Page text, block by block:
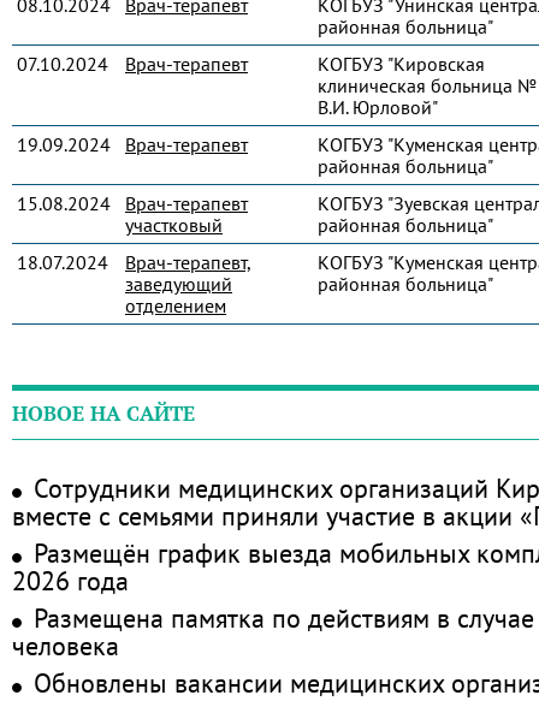
08.10.2024
Врач-терапевт
КОГБУЗ "Унинская
районная больница"
07.10.2024
Врач-терапевт
КОГБУЗ "Кировская
клиническая больница
В.И. Юрловой"
19.09.2024
Врач-терапевт
КОГБУЗ "Куменская
районная больница"
15.08.2024
Врач-терапевт
участковый
КОГБУЗ "Зуевская
районная больница"
18.07.2024
Врач-терапевт,
заведующий
отделением
КОГБУЗ "Куменская
районная больница"
НОВОЕ НА САЙТЕ
Сотрудники медицинских организаций
вместе с семьями приняли участие в акции
Размещён график выезда мобильных
2026 года
Размещена памятка по действиям в
человека
Обновлены вакансии медицинских